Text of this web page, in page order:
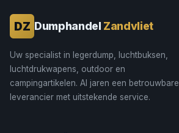
DZ Dumphandel Zandvliet
Uw specialist in legerdump, luchtbuksen,
luchtdrukwapens, outdoor en
campingartikelen. Al jaren een betrouwbare
leverancier met uitstekende service.